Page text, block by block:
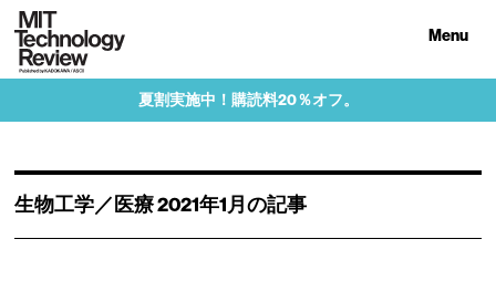
Menu
夏割実施中！購読料20％オフ。
生物工学／医療 2021年1月の記事